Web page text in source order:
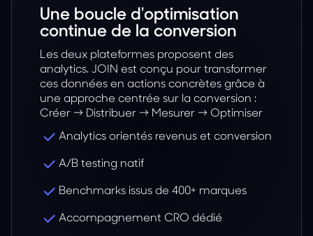
Une boucle d'optimisation
continue de la conversion
Les deux plateformes proposent des
analytics. JOIN est conçu pour transformer
ces données en actions concrètes grâce à
une approche centrée sur la conversion :
Créer → Distribuer → Mesurer → Optimiser
Analytics orientés revenus et conversion
A/B testing natif
Benchmarks issus de 400+ marques
Accompagnement CRO dédié